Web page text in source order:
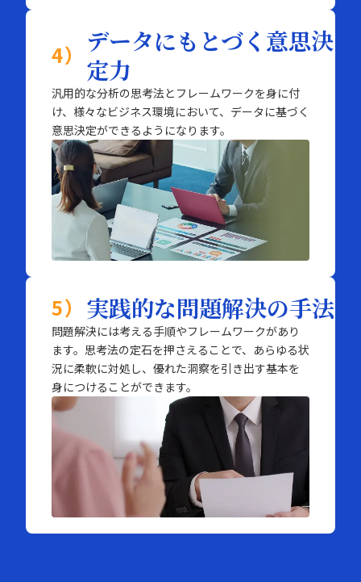
4） データにもとづく意思決
定力
汎用的な分析の思考法とフレームワークを身に付
け、様々なビジネス環境において、データに基づく
意思決定ができるようになります。
5） 実践的な問題解決の手法
問題解決には考える手順やフレームワークがあり
ます。思考法の定石を押さえることで、あらゆる状
況に柔軟に対処し、優れた洞察を引き出す基本を
身につけることができます。